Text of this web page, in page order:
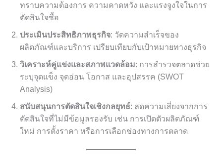
ทราบความต้องการ ความคาดหวัง และแรงจูงใจในการ
ตัดสินใจซื้อ
ประเมินประสิทธิภาพธุรกิจ: วัดความสำเร็จของ
ผลิตภัณฑ์และบริการ เปรียบเทียบกับเป้าหมายทางธุรกิจ
วิเคราะห์คู่แข่งและสภาพแวดล้อม: การสำรวจตลาดช่วย
ระบุจุดแข็ง จุดอ่อน โอกาส และอุปสรรค (SWOT
Analysis)
สนับสนุนการตัดสินใจเชิงกลยุทธ์: ลดความเสี่ยงจากการ
ตัดสินใจที่ไม่มีข้อมูลรองรับ เช่น การเปิดตัวผลิตภัณฑ์
ใหม่ การตั้งราคา หรือการเลือกช่องทางการตลาด